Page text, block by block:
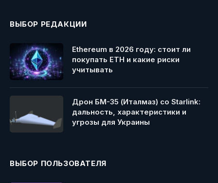
ВЫБОР РЕДАКЦИИ
Ethereum в 2026 году: стоит ли
покупать ETH и какие риски
учитывать
Дрон БМ-35 (Италмаз) со Starlink:
дальность, характеристики и
угрозы для Украины
ВЫБОР ПОЛЬЗОВАТЕЛЯ